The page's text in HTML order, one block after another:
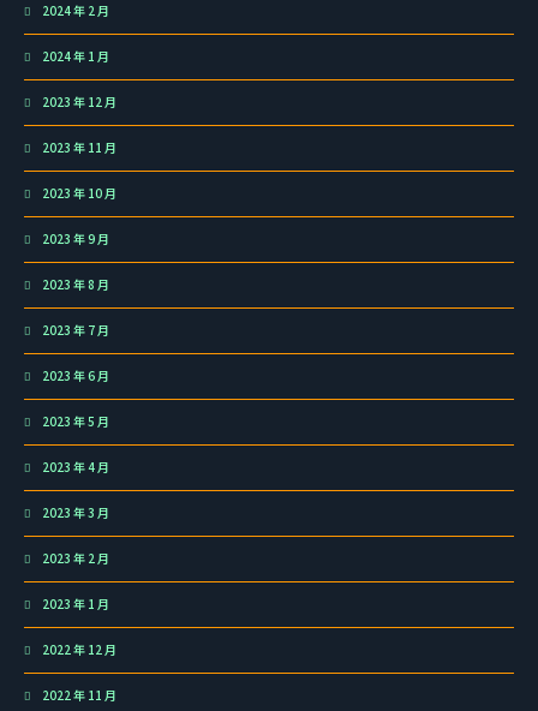
2024 年 2 月
2024 年 1 月
2023 年 12 月
2023 年 11 月
2023 年 10 月
2023 年 9 月
2023 年 8 月
2023 年 7 月
2023 年 6 月
2023 年 5 月
2023 年 4 月
2023 年 3 月
2023 年 2 月
2023 年 1 月
2022 年 12 月
2022 年 11 月